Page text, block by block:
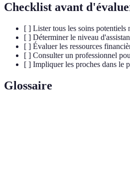
Checklist avant
[ ] Lister tous les soins potentiels
[ ] Déterminer le niveau
[ ] Évaluer les ressources
[ ] Consulter un professionnel
[ ] Impliquer les proches dans le
Glossaire